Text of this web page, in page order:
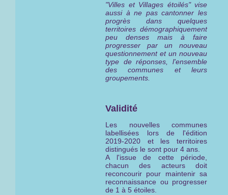
"Villes et Villages étoilés" vise
aussi à ne pas cantonner les
progrès dans quelques
territoires démographiquement
peu denses mais à faire
progresser par un nouveau
questionnement et un nouveau
type de réponses, l'ensemble
des communes et leurs
groupements.
Validité
Les nouvelles communes
labellisées lors de l'édition
2019-2020 et les territoires
distingués le sont pour 4 ans.
A l'issue de cette période,
chacun des acteurs doit
reconcourir pour maintenir sa
reconnaissance ou progresser
de 1 à 5 étoiles.